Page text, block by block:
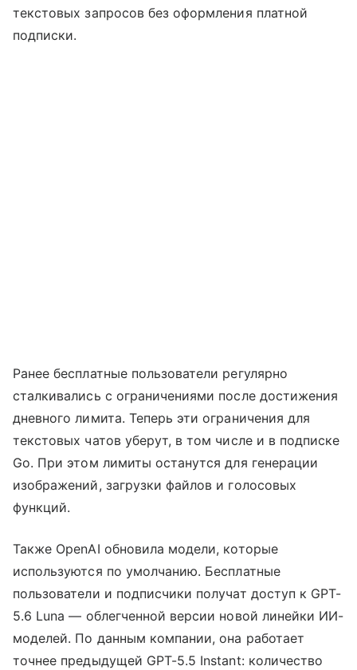
текстовых запросов без оформления платной
подписки.
Ранее бесплатные пользователи регулярно
сталкивались с ограничениями после достижения
дневного лимита. Теперь эти ограничения для
текстовых чатов уберут, в том числе и в подписке
Go. При этом лимиты останутся для генерации
изображений, загрузки файлов и голосовых
функций.
Также OpenAI обновила модели, которые
используются по умолчанию. Бесплатные
пользователи и подписчики получат доступ к GPT-
5.6 Luna — облегченной версии новой линейки ИИ-
моделей. По данным компании, она работает
точнее предыдущей GPT-5.5 Instant: количество